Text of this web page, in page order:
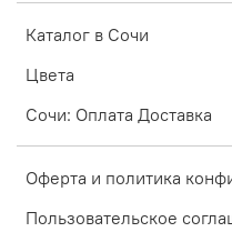
Каталог в Сочи
Цвета
Сочи: Оплата Доставка
Оферта и политика
Пользовательское